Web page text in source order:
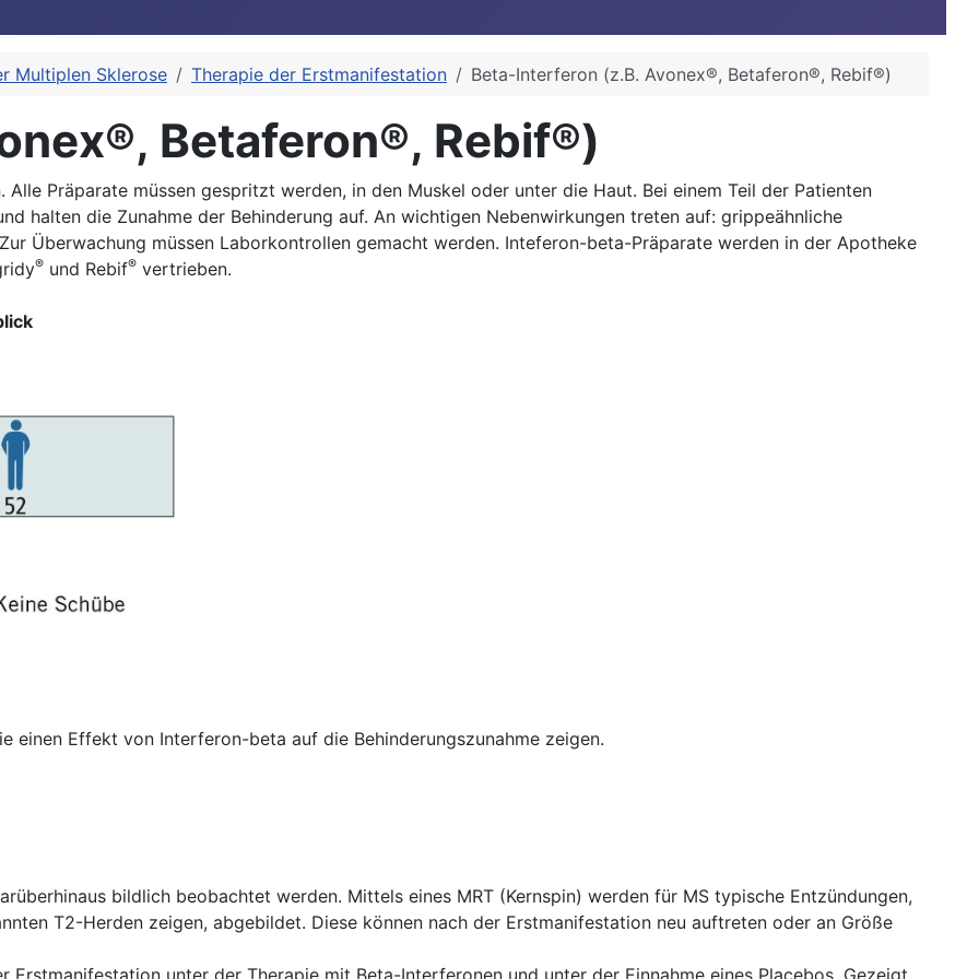
Multiplen Sklerose Therapie der Erstmanifestation Beta-Interferon (z.B. Avonex®, Betaferon®, Rebif®)
Betaferon®, Rebif®)
Präparate müssen gespritzt werden, in den Muskel oder unter die Haut. Bei einem Teil der Patienten
halten die Zunahme der Behinderung auf. An wichtigen Nebenwirkungen treten auf: grippeähnliche
Überwachung müssen Laborkontrollen gemacht werden. Inteferon-beta-Präparate werden in der Apotheke
® und Rebif® vertrieben.
einen Effekt von Interferon-beta auf die Behinderungszunahme zeigen.
bildlich beobachtet werden. Mittels eines MRT (Kernspin) werden für MS typische Entzündungen,
T2-Herden zeigen, abgebildet. Diese können nach der Erstmanifestation neu auftreten oder an Größe